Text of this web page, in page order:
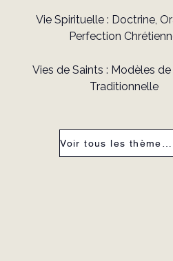
Vie Spirituelle : Doctrine,
Perfection
Vies de Saints : Modèles
Traditionnelle